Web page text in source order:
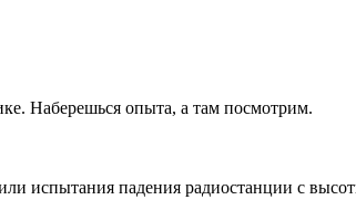
Наберешься опыта, а там посмотрим.
испытания падения радиостанции с